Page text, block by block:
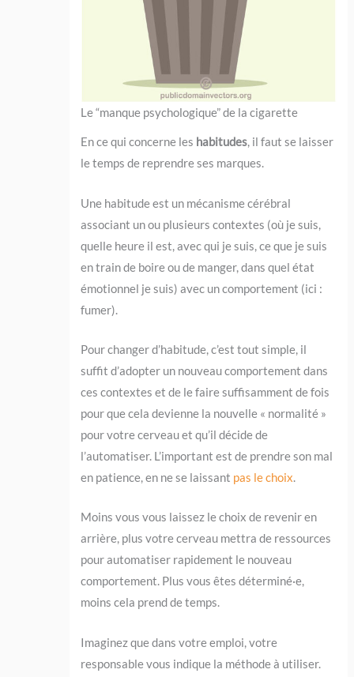
Le “manque psychologique” de la cigarette
En ce qui concerne les habitudes, il faut se laisser
le temps de reprendre ses marques.
Une habitude est un mécanisme cérébral
associant un ou plusieurs contextes (où je suis,
quelle heure il est, avec qui je suis, ce que je suis
en train de boire ou de manger, dans quel état
émotionnel je suis) avec un comportement (ici :
fumer).
Pour changer d’habitude, c’est tout simple, il
suffit d’adopter un nouveau comportement dans
ces contextes et de le faire suffisamment de fois
pour que cela devienne la nouvelle « normalité »
pour votre cerveau et qu’il décide de
l’automatiser. L’important est de prendre son mal
en patience, en ne se laissant pas le choix.
Moins vous vous laissez le choix de revenir en
arrière, plus votre cerveau mettra de ressources
pour automatiser rapidement le nouveau
comportement. Plus vous êtes déterminé·e,
moins cela prend de temps.
Imaginez que dans votre emploi, votre
responsable vous indique la méthode à utiliser.